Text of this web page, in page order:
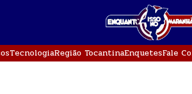
TecnologiaRegião TocantinaEnquetesFale